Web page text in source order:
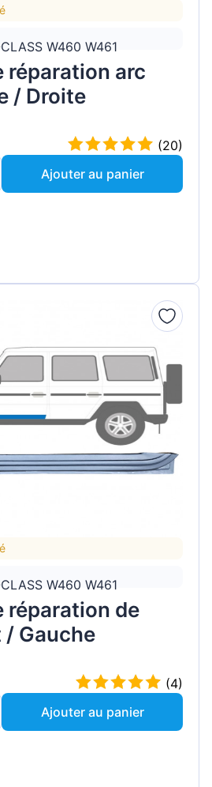
W460 W461
réparation arc
/ Droite
(20)
Ajouter au panier
W460 W461
réparation de
Gauche
(4)
Ajouter au panier